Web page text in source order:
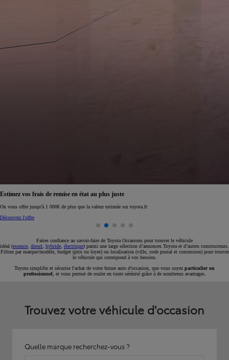
Estimez vos frais de remise en état au plus juste
On vous offre jusqu'à 1 000€ de plus que la valeur estimée sur toyota.fr
Découvrez l'offre
Faites confiance au savoir-faire de Toyota Occasions pour trouver le véhicule
idéal (essence diesel hybride électrique) parmi une large sélection d’annonces Toyota et d’autres constructeurs.
Filtrez par marque/modèle, budget (prix ou loyer) ou localisation (ville, code postal et concession) pour trouver
le véhicule qui correspond à vos besoins.
Toyota simplifie et sécurise l'achat de votre future auto d'occasion, que vous soyez particulier ou
professionnel , et vous permet de rouler en toute sérénité grâce à de nombreux avantages.
Trouvez votre véhicule d'occasion
Quelle marque recherchez-vous ?